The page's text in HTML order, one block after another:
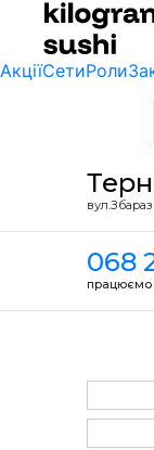
АкціїСетиРоли
068
працюємо